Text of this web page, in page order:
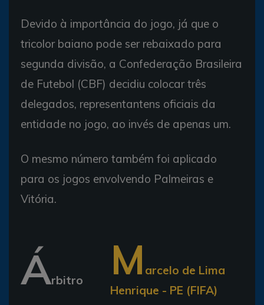
Devido à importância do jogo, já que o
tricolor baiano pode ser rebaixado para
segunda divisão, a Confederação Brasileira
de Futebol (CBF) decidiu colocar três
delegados, representantens oficiais da
entidade no jogo, ao invés de apenas um.
O mesmo número também foi aplicado
para os jogos envolvendo Palmeiras e
Vitória.
Árbitro M arcelo de Lima
Henrique - PE (FIFA)